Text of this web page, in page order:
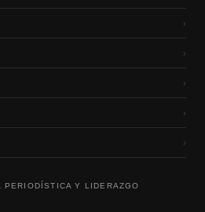
›
›
›
›
›
PERIODÍSTICA Y LIDERAZGO